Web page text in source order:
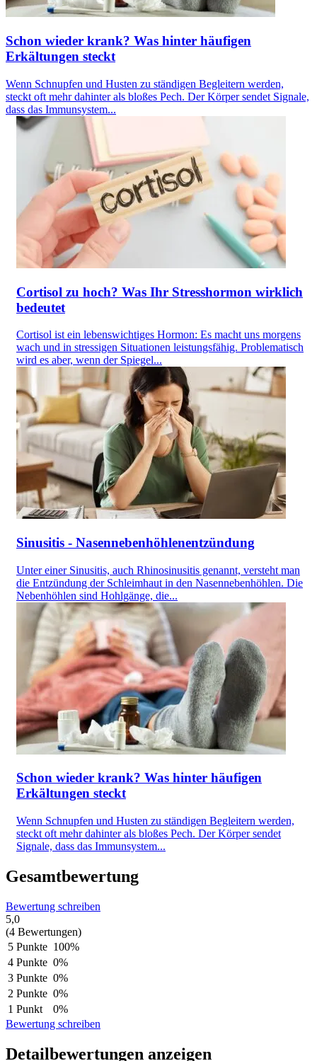
Schon wieder krank? Was hinter häufigen
Erkältungen steckt
Wenn Schnupfen und Husten zu ständigen Begleitern werden,
steckt oft mehr dahinter als bloßes Pech. Der Körper sendet Signale,
dass das Immunsystem...
Cortisol zu hoch? Was Ihr Stresshormon wirklich
bedeutet
Cortisol ist ein lebenswichtiges Hormon: Es macht uns morgens
wach und in stressigen Situationen leistungsfähig. Problematisch
wird es aber, wenn der Spiegel...
Sinusitis - Nasennebenhöhlenentzündung
Unter einer Sinusitis, auch Rhinosinusitis genannt, versteht man
die Entzündung der Schleimhaut in den Nasennebenhöhlen. Die
Nebenhöhlen sind Hohlgänge, die...
Schon wieder krank? Was hinter häufigen
Erkältungen steckt
Wenn Schnupfen und Husten zu ständigen Begleitern werden,
steckt oft mehr dahinter als bloßes Pech. Der Körper sendet
Signale, dass das Immunsystem...
Gesamtbewertung
Bewertung schreiben
5,0
(4 Bewertungen)
5 Punkte 100%
4 Punkte 0%
3 Punkte 0%
2 Punkte 0%
1 Punkt
0%
Bewertung schreiben
Detailbewertungen anzeigen